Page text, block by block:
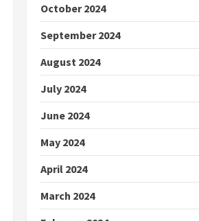
October 2024
September 2024
August 2024
July 2024
June 2024
May 2024
April 2024
March 2024